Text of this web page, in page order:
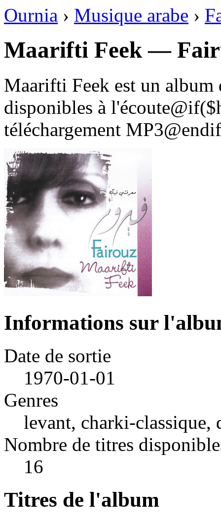
Ournia › Musique arabe ›
Maarifti Feek —
Maarifti Feek est un album
disponibles à
téléchargement
Informations sur
Date de sortie
1970-01-01
Genres
levant, charki-classique,
Nombre de titres
16
Titres de l'album